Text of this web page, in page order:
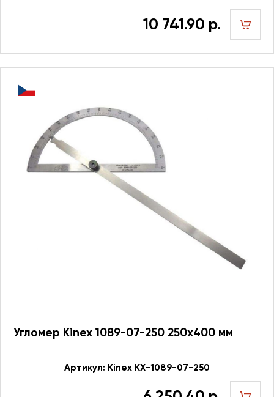
10 741.90 р.
Угломер Kinex 1089-07-250 250x400 мм
Артикул: Kinex KX-1089-07-250